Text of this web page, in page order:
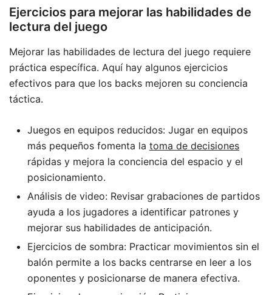
Ejercicios para mejorar las habilidades de
lectura del juego
Mejorar las habilidades de lectura del juego requiere
práctica específica. Aquí hay algunos ejercicios
efectivos para que los backs mejoren su conciencia
táctica.
Juegos en equipos reducidos: Jugar en equipos
más pequeños fomenta la toma de decisiones
rápidas y mejora la conciencia del espacio y el
posicionamiento.
Análisis de video: Revisar grabaciones de partidos
ayuda a los jugadores a identificar patrones y
mejorar sus habilidades de anticipación.
Ejercicios de sombra: Practicar movimientos sin el
balón permite a los backs centrarse en leer a los
oponentes y posicionarse de manera efectiva.